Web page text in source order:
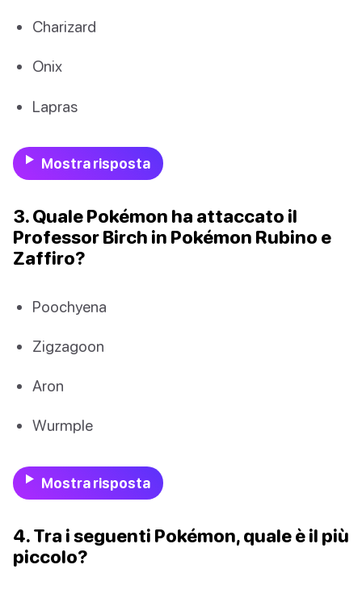
Charizard
Onix
Lapras
Mostra risposta
3. Quale Pokémon ha attaccato il
Professor Birch in Pokémon Rubino e
Zaffiro?
Poochyena
Zigzagoon
Aron
Wurmple
Mostra risposta
4. Tra i seguenti Pokémon, quale è il più
piccolo?